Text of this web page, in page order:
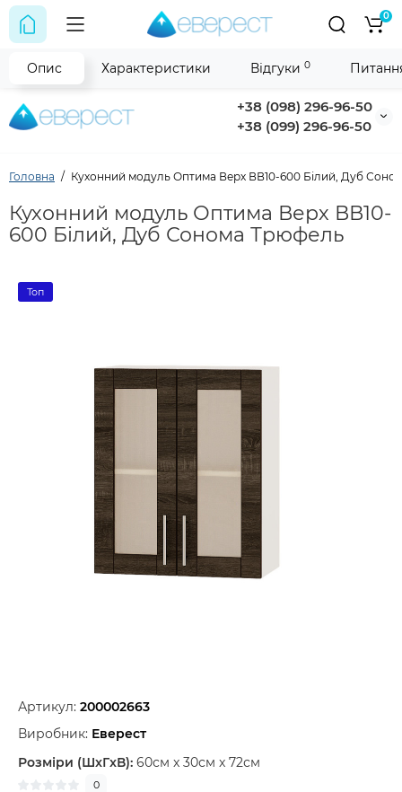
+38 (098) 296-96-50
+38 (099) 296-96-50
0
Головна Кухонний модуль Оптима Верх ВВ10-600 Білий, Дуб
Кухонний модуль Оптима Верх ВВ10-
600 Білий, Дуб Сонома Трюфель
Топ
Артикул: 200002663
Виробник: Еверест
Розміри (ШxГxВ): 60см x 30см x 72см
0
Опис Характеристики Відгуки 0